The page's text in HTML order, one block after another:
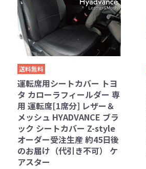
送料無料
運転席用シートカバー トヨ
タ カローラフィールダー 専
用 運転席[1席分] レザー＆
メッシュ HYADVANCE ブラ
ック シートカバー Z-style
オーダー受注生産 約45日後
のお届け（代引き不可） ケ
アスター